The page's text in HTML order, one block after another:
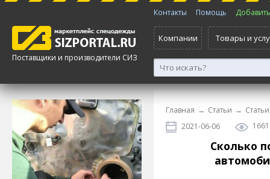
Поставщики и производители СИЗ
Контакты Помощь
Компании Товары и
Главная → Статьи →
2021-06-06
Сколько